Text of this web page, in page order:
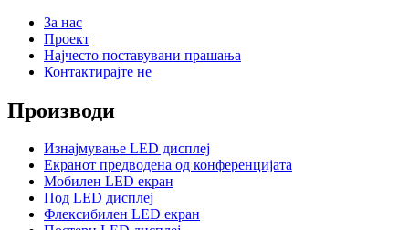
За нас
Проект
Најчесто поставувани прашања
Контактирајте не
Производи
Изнајмување LED дисплеј
Екранот предводена од конференцијата
Мобилен LED екран
Под LED дисплеј
Флексибилен LED екран